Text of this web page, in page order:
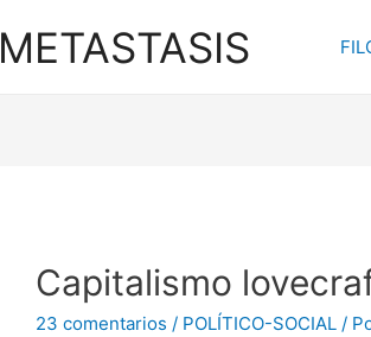
METASTASIS
Capitalismo
23 comentarios / POLÍTICO-SOCIAL /